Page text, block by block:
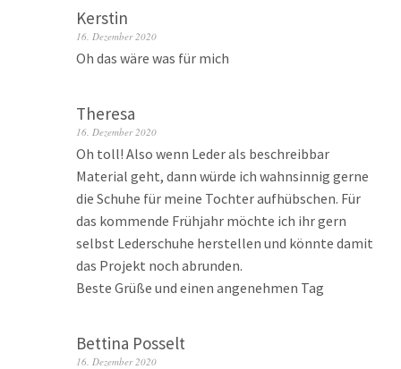
Kerstin
16. Dezember 2020
Oh das wäre was für mich
Theresa
16. Dezember 2020
Oh toll! Also wenn Leder als beschreibbar
Material geht, dann würde ich wahnsinnig gerne
die Schuhe für meine Tochter aufhübschen. Für
das kommende Frühjahr möchte ich ihr gern
selbst Lederschuhe herstellen und könnte damit
das Projekt noch abrunden.
Beste Grüße und einen angenehmen Tag
Bettina Posselt
16. Dezember 2020